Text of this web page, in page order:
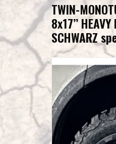
TWIN-
8x17’’
SCHWARZ